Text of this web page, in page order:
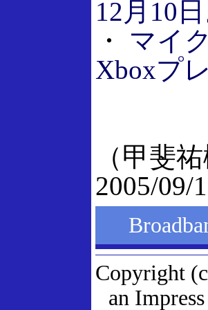
12月10
・ マイ
Xboxプ
（甲斐祐
2005/09/
Copyright
an